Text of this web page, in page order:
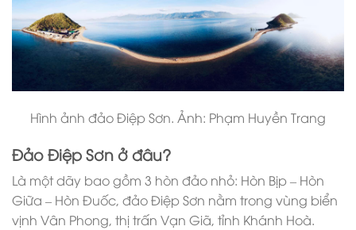
Hình ảnh đảo Điệp Sơn. Ảnh: Phạm Huyền Trang
Đảo Điệp Sơn ở đâu?
Là một dãy bao gồm 3 hòn đảo nhỏ: Hòn Bịp – Hòn
Giữa – Hòn Đuốc, đảo Điệp Sơn nằm trong vùng biển
vịnh Vân Phong, thị trấn Vạn Giã, tỉnh Khánh Hoà.